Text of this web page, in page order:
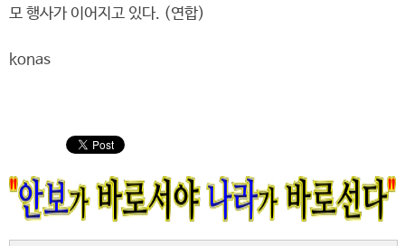
모 행사가 이어지고 있다. (연합)
konas